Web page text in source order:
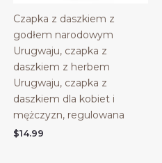
Czapka z daszkiem z
godłem narodowym
Urugwaju, czapka z
daszkiem z herbem
Urugwaju, czapka z
daszkiem dla kobiet i
mężczyzn, regulowana
$14.99